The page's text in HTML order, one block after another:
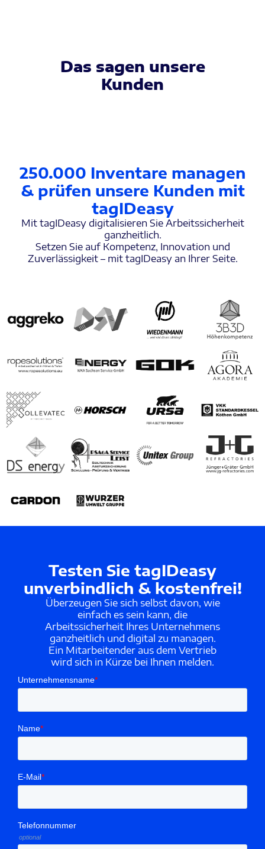
Das sagen unsere
Kunden
250.000 Inventare managen
& prüfen unsere Kunden mit
tagIDeasy
Mit tagIDeasy digitalisieren Sie Arbeitssicherheit
ganzheitlich.
Setzen Sie auf Kompetenz, Innovation und
Zuverlässigkeit – mit tagIDeasy an Ihrer Seite.
Testen Sie tagIDeasy
unverbindlich & kostenfrei!
Überzeugen Sie sich selbst davon, wie
einfach es sein kann, die
Arbeitssicherheit Ihres Unternehmens
ganzheitlich und digital zu managen.
Ein Mitarbeitender aus dem Vertrieb
wird sich in Kürze bei Ihnen melden.